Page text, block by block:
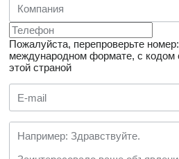
Пожалуйста, перепроверьте
международном формате, с кодом
этой страной